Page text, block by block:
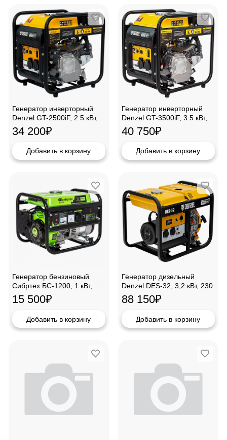
Генератор инверторный
Denzel GT-2500iF, 2.5 кВт,
230 В,94704
34 200₽
Добавить в корзину
Генератор инверторный
Denzel GT-3500iF, 3.5 кВт,
230 В,94705
40 750₽
Добавить в корзину
Генератор бензиновый
Сибртех БС-1200, 1 кВт,
230 В,94541
15 500₽
Добавить в корзину
Генератор дизельный
Denzel DES-32, 3,2 кВт, 230
В, 94411
88 150₽
Добавить в корзину